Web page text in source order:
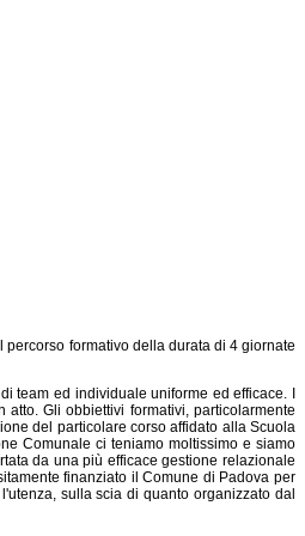
formativo della durata di 4 giornate
team ed individuale uniforme ed efficace. I
Gli obbiettivi formativi, particolarmente
del particolare corso affidato alla Scuola
Comunale ci teniamo moltissimo e siamo
da una più efficace gestione relazionale
finanziato il Comune di Padova per
sulla scia di quanto organizzato dal